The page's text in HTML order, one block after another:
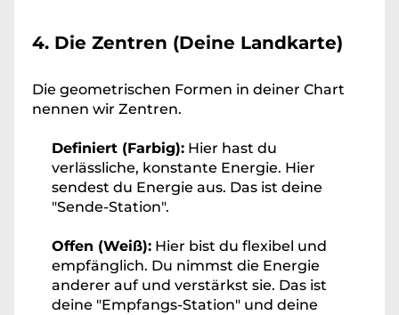
4. Die Zentren (Deine Landkarte)
Die geometrischen Formen in deiner Chart
nennen wir Zentren.
Definiert (Farbig): Hier hast du
verlässliche, konstante Energie. Hier
sendest du Energie aus. Das ist deine
"Sende-Station".
Offen (Weiß): Hier bist du flexibel und
empfänglich. Du nimmst die Energie
anderer auf und verstärkst sie. Das ist
deine "Empfangs-Station" und deine